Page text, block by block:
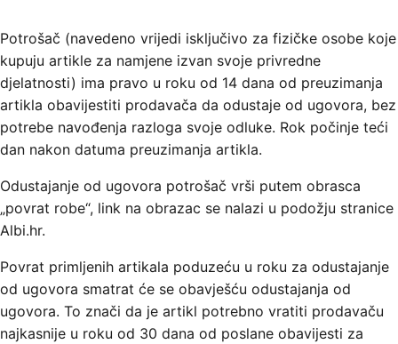
Potrošač (navedeno vrijedi isključivo za fizičke osobe koje
kupuju artikle za namjene izvan svoje privredne
djelatnosti) ima pravo u roku od 14 dana od preuzimanja
artikla obavijestiti prodavača da odustaje od ugovora, bez
potrebe navođenja razloga svoje odluke. Rok počinje teći
dan nakon datuma preuzimanja artikla.
Odustajanje od ugovora potrošač vrši putem obrasca
„povrat robe“, link na obrazac se nalazi u podožju stranice
Albi.hr.
Povrat primljenih artikala poduzeću u roku za odustajanje
od ugovora smatrat će se obavješću odustajanja od
ugovora. To znači da je artikl potrebno vratiti prodavaču
najkasnije u roku od 30 dana od poslane obavijesti za